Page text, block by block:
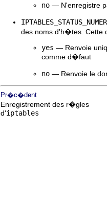
no — N'enregistre
des noms d'h�tes. Cette
yes — Renvoie
comme d�faut
no — Renvoie le
Pr�c�dent
Enregistrement des r�gles
d'iptables